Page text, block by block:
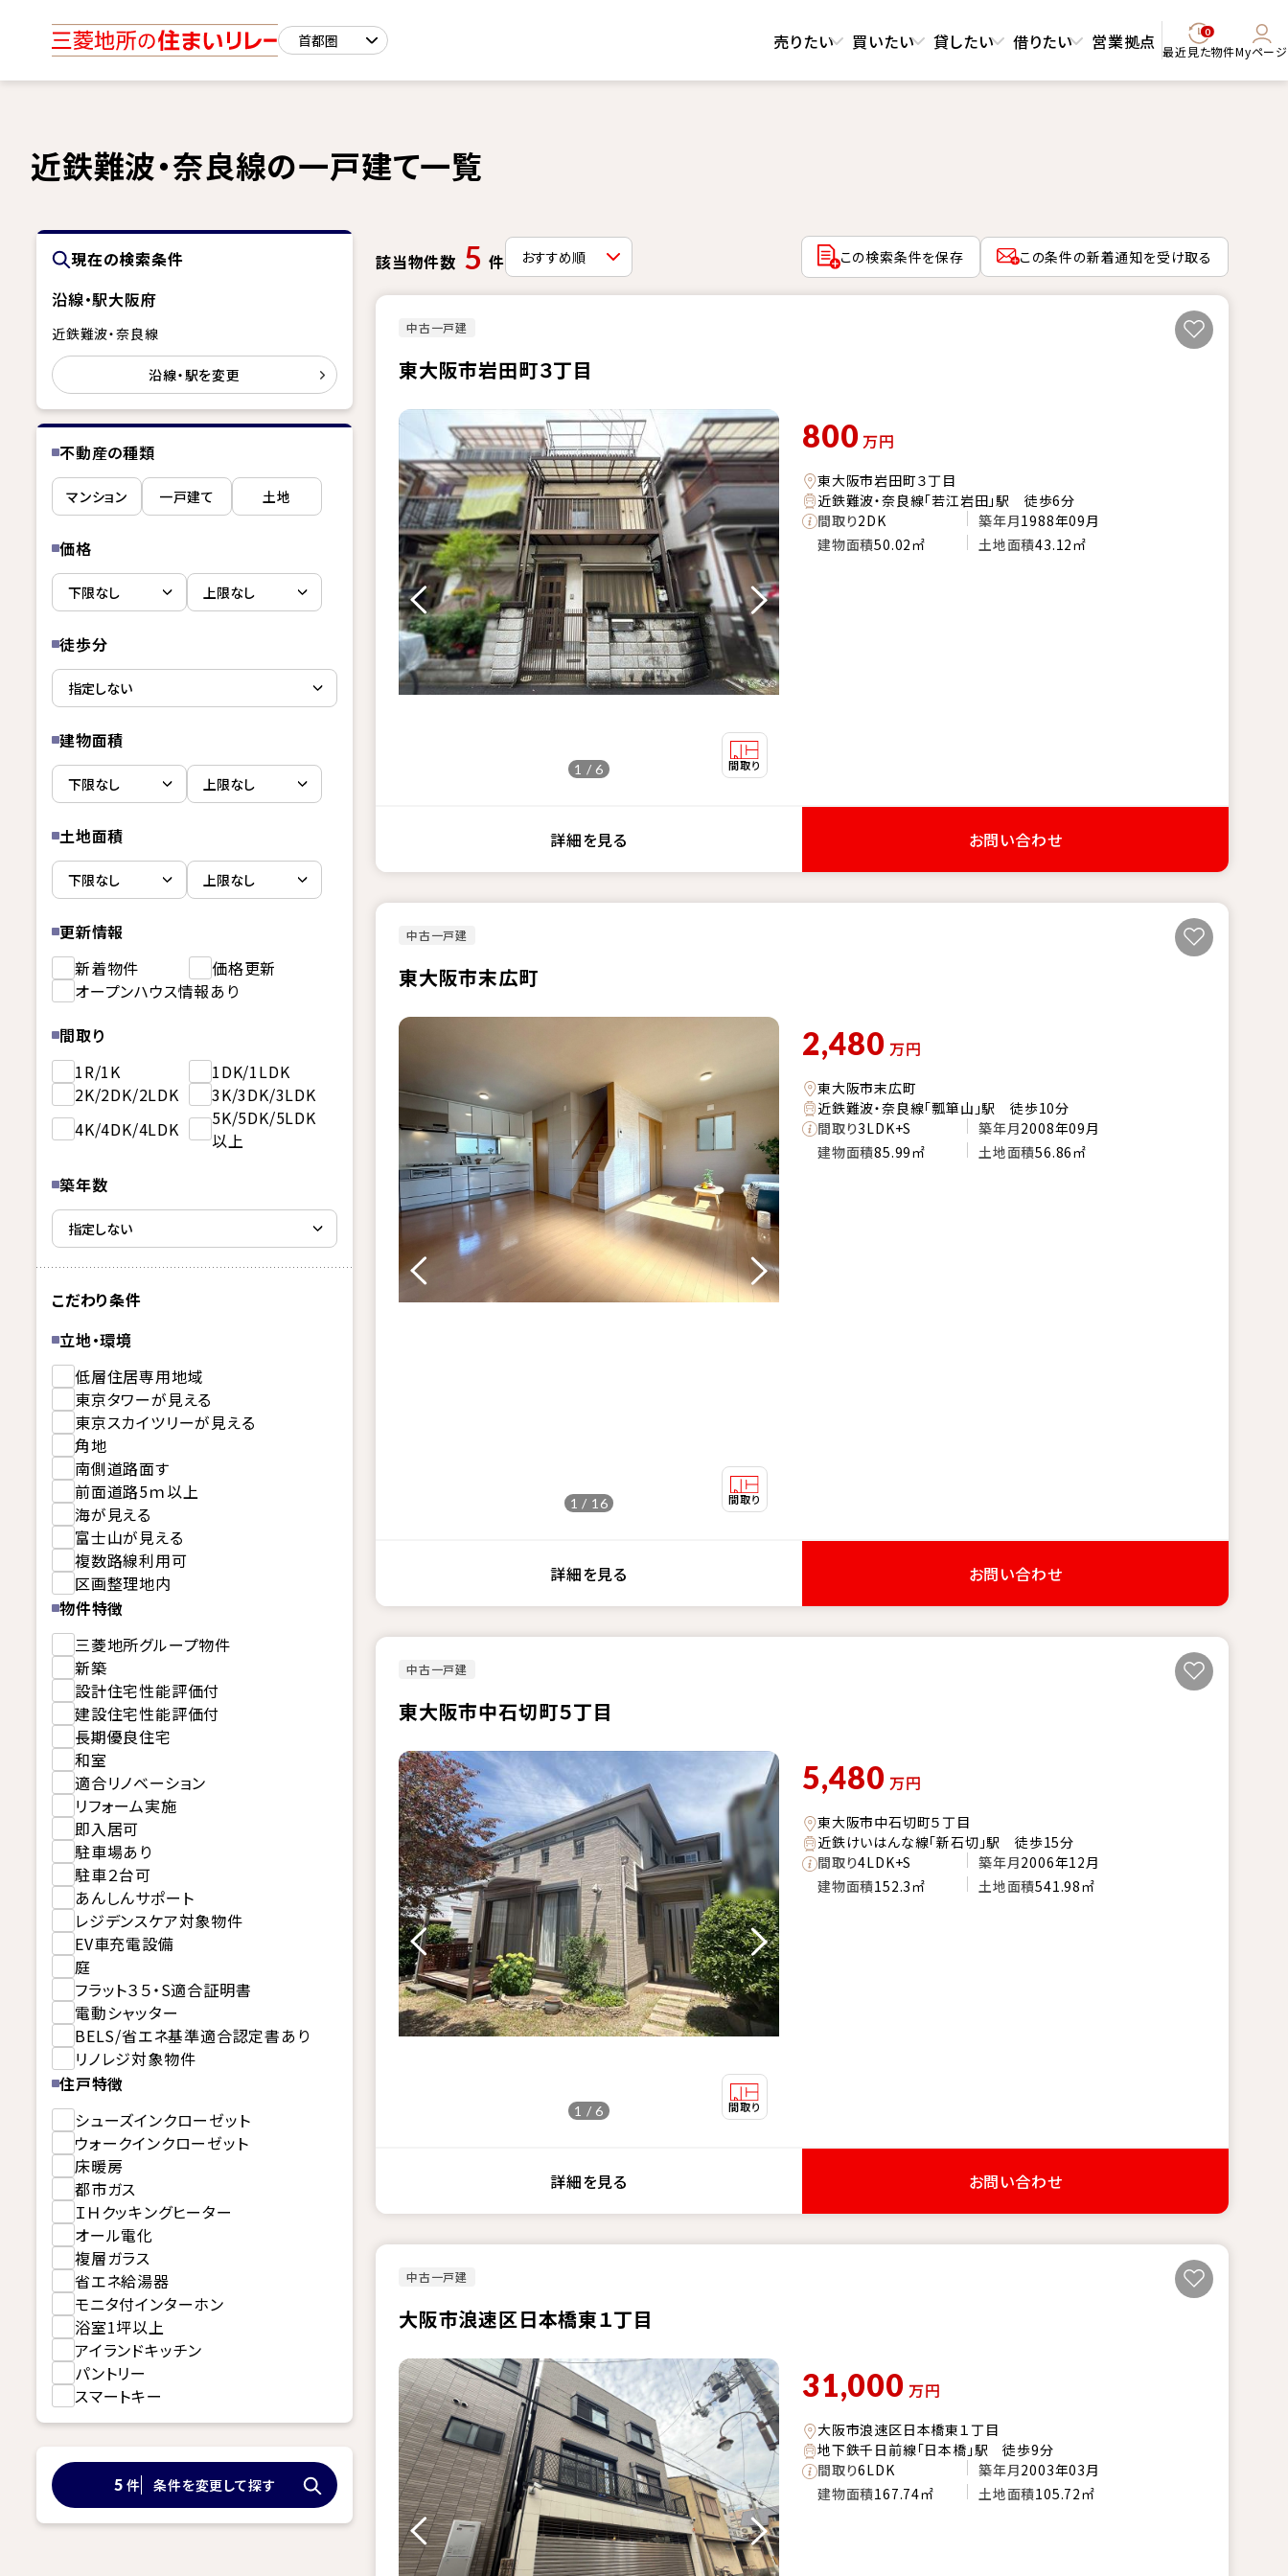
売りたい 買いたい 貸したい 借りたい 営業拠点 0
最近見た物件Myページ
近鉄難波・奈良線の一戸建て一覧
現在の検索条件
沿線・駅大阪府
近鉄難波・奈良線
沿線・駅を変更
不動産の種類
マンション 一戸建て 土地
価格
徒歩分
建物面積
土地面積
更新情報
新着物件
価格更新
オープンハウス情報あり
間取り
1R/1K
1DK/1LDK
2K/2DK/2LDK
3K/3DK/3LDK
4K/4DK/4LDK
5K/5DK/5LDK
以上
築年数
こだわり条件
立地・環境
低層住居専用地域
東京タワーが見える
東京スカイツリーが見える
角地
南側道路面す
前面道路5ｍ以上
海が見える
富士山が見える
複数路線利用可
区画整理地内
物件特徴
三菱地所グループ物件
新築
設計住宅性能評価付
建設住宅性能評価付
長期優良住宅
和室
適合リノベーション
リフォーム実施
即入居可
駐車場あり
駐車２台可
あんしんサポート
レジデンスケア対象物件
EV車充電設備
庭
フラット３５・S適合証明書
電動シャッター
BELS/省エネ基準適合認定書あり
リノレジ対象物件
住戸特徴
シューズインクローゼット
ウォークインクローゼット
床暖房
都市ガス
ＩＨクッキングヒーター
オール電化
複層ガラス
省エネ給湯器
モニタ付インターホン
浴室1坪以上
アイランドキッチン
パントリー
スマートキー
5 件 条件を変更して探す
該当物件数 5 件 この検索条件を保存 この条件の新着通知を受け取る
中古一戸建
東大阪市岩田町３丁目
1 / 6
800万円
東大阪市岩田町３丁目
近鉄難波・奈良線「若江岩田」駅 徒歩6分
間取り2DK 築年月1988年09月
建物面積50.02㎡ 土地面積43.12㎡
詳細を見る お問い合わせ
中古一戸建
東大阪市末広町
1 / 16
2,480 万円
東大阪市末広町
近鉄難波・奈良線「瓢箪山」駅 徒歩10分
間取り3LDK+S 築年月2008年09月
建物面積85.99㎡ 土地面積56.86㎡
詳細を見る お問い合わせ
中古一戸建
東大阪市中石切町５丁目
1 / 6
5,480 万円
東大阪市中石切町５丁目
近鉄けいはんな線「新石切」駅 徒歩15分
間取り4LDK+S 築年月2006年12月
建物面積152.3㎡ 土地面積541.98㎡
詳細を見る お問い合わせ
中古一戸建
大阪市浪速区日本橋東１丁目
31,000 万円
大阪市浪速区日本橋東１丁目
地下鉄千日前線「日本橋」駅 徒歩9分
間取り6LDK 築年月2003年03月
建物面積167.74㎡ 土地面積105.72㎡